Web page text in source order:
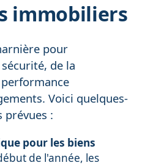
immobiliers
pour
de la
Voici quelques-
prévues :
pour les biens
de l'année, les